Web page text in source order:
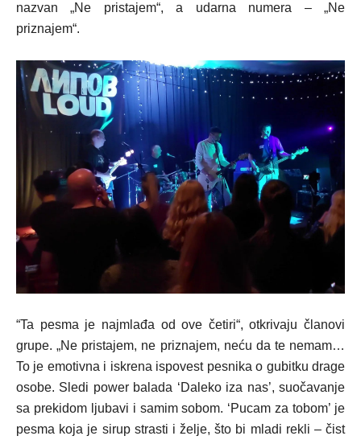
nazvan „Ne pristajem“, a udarna numera – „Ne
priznajem“.
“Ta pesma je najmlađa od ove četiri“, otkrivaju članovi
grupe. „Ne pristajem, ne priznajem, neću da te nemam…
To je emotivna i iskrena ispovest pesnika o gubitku drage
osobe. Sledi power balada ‘Daleko iza nas’, suočavanje
sa prekidom ljubavi i samim sobom. ‘Pucam za tobom’ je
pesma koja je sirup strasti i želje, što bi mladi rekli – čist